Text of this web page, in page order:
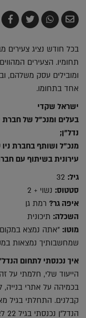
שלח
בדואר
שתף
ב-
צייץ
ב-
ב-
תחומיו. הצעירים
ומובילים עסק משלהם,
אחד בתחומו.
ישראל שקדי
בעלים ומנכ"ל של חברת
נדל"ן;
מנכ"ל ושותף בחברת
עירונית בשיתוף עם
גיל:
סטטוס: נשוי + 2
איפה גר? רמת גן
השכלה: תיכונית
מוטו: "אתה נמצא
שמחשבותיך נמצאות
איך נכנסתי לתחום
הייעוד שלי, חלמתי על
בכמיהה על אתרי
קבלנים. התחלתי בגיל